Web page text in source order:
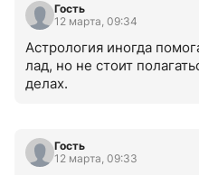
Гость
12 марта, 09:34
Астрология иногда
лад, но не стоит
делах.
Гость
12 марта, 09:33